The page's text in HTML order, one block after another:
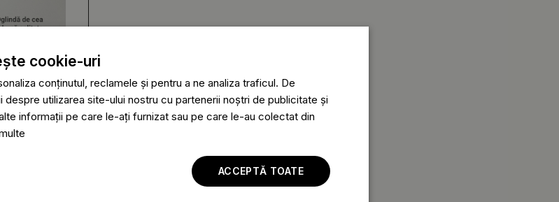
cookie-uri
conținutul, reclamele și pentru a ne analiza traficul. De
despre utilizarea site-ului nostru cu partenerii noștri de publicitate și
informații pe care le-ați furnizat sau pe care le-au colectat din
ACCEPTĂ TOATE